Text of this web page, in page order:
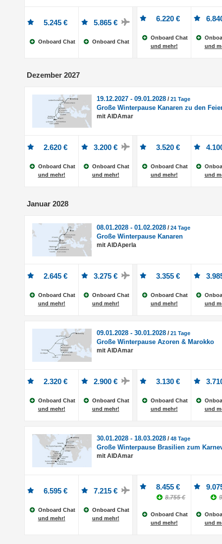
5.245 €
Onboard Chat
5.865 €
Onboard Chat
6.220 €
Onboard Chat
und mehr!
und
Dezember 2027
19.12.2027 - 09.01.2028 /21 Tage
Große Winterpause Kanaren zu den
mit AIDAmar
2.620 €
Onboard Chat
und mehr!
3.200 €
Onboard Chat
und mehr!
3.520 €
Onboard Chat
und mehr!
und
Januar 2028
08.01.2028 - 01.02.2028 /24 Tage
Große Winterpause Kanaren
mit AIDAperla
2.645 €
Onboard Chat
und mehr!
3.275 €
Onboard Chat
und mehr!
3.355 €
Onboard Chat
und mehr!
und
09.01.2028 - 30.01.2028 /21 Tage
Große Winterpause Azoren & Marokko
mit AIDAmar
2.320 €
Onboard Chat
und mehr!
2.900 €
Onboard Chat
und mehr!
3.130 €
Onboard Chat
und mehr!
und
30.01.2028 - 18.03.2028 /48 Tage
Große Winterpause Brasilien zum
mit AIDAmar
6.595 €
Onboard Chat
und mehr!
7.215 €
Onboard Chat
und mehr!
8.455 €
8.755 €
Onboard Chat
und mehr!
und